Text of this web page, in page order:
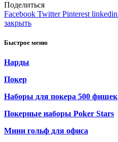
Поделиться
Facebook Twitter Pinterest linkedin
закрыть
Быстрое меню
Нарды
Покер
Наборы для покера 500 фишек
Покерные наборы Poker Stars
Мини гольф для офиса